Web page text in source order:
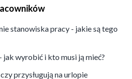
stanowiska pracy - jakie są tego
jak wyrobić i kto musi ją mieć?
przysługują na urlopie